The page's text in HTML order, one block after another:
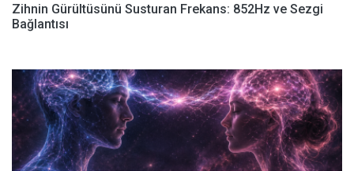
Zihnin Gürültüsünü Susturan Frekans: 852Hz ve Sezgi
Bağlantısı